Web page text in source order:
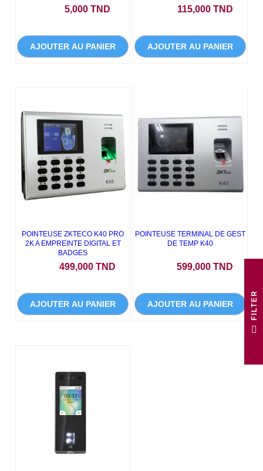
5,000 TND
AJOUTER AU PANIER
115,000 TND
AJOUTER AU PANIER
POINTEUSE ZKTECO K40 PRO
2K A EMPREINTE DIGITAL ET
BADGES
499,000 TND
AJOUTER AU PANIER
POINTEUSE TERMINAL DE GEST
DE TEMP K40
599,000 TND
AJOUTER AU PANIER R